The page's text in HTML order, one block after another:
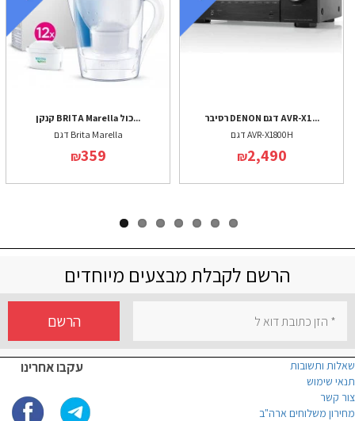
קנקן BRITA Marella כול...
דגם Brita Marella
₪359
רסיבר DENON דגם AVR-X1...
דגם AVR-X1800H
₪2,490
הרשם לקבלת מבצעים מיוחדים
הרשם
עקבו אחרינו
שאלות ותשובות
תנאי שימוש
צור קשר
מחירון משלוחים ארה"ב